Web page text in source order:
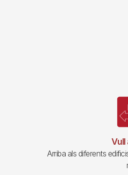
Vull
Arriba als diferents